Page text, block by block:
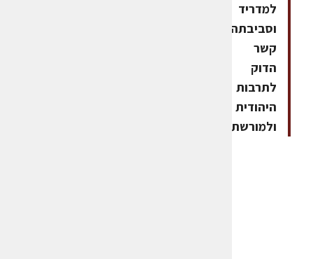
למדריד
וסביבתה
קשר
הדוק
לתרבות
היהודית
ולמורשתה